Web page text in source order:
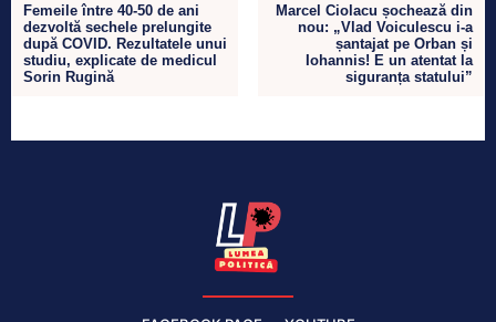
Femeile între 40-50 de ani
dezvoltă sechele prelungite
după COVID. Rezultatele unui
studiu, explicate de medicul
Sorin Rugină
Marcel Ciolacu șochează din
nou: „Vlad Voiculescu i-a
șantajat pe Orban și
Iohannis! E un atentat la
siguranța statului”